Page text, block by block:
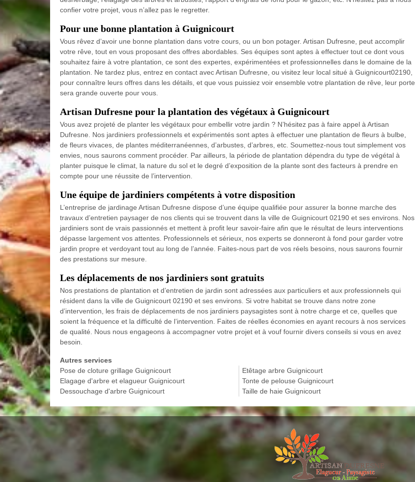
confier votre projet, vous n’allez pas le regretter.
Pour une bonne plantation à Guignicourt
Vous rêvez d’avoir une bonne plantation dans votre cours, ou un bon potager. Artisan Dufresne, peut accomplir
votre rêve, tout en vous proposant des offres abordables. Ses équipes sont aptes à effectuer tout ce dont vous
souhaitez faire à votre plantation, ce sont des expertes, expérimentées et professionnelles dans le domaine de la
plantation. Ne tardez plus, entrez en contact avec Artisan Dufresne, ou visitez leur local situé à Guignicourt02190,
pour connaître leurs offres dans les détails, et que vous puissiez voir ensemble votre plantation de rêve, leur porte
sera grande ouverte pour vous.
Artisan Dufresne pour la plantation des végétaux à Guignicourt
Vous avez projeté de planter les végétaux pour embellir votre jardin ? N’hésitez pas à faire appel à Artisan
Dufresne. Nos jardiniers professionnels et expérimentés sont aptes à effectuer une plantation de fleurs à bulbe,
de fleurs vivaces, de plantes méditerranéennes, d’arbustes, d’arbres, etc. Soumettez-nous tout simplement vos
envies, nous saurons comment procéder. Par ailleurs, la période de plantation dépendra du type de végétal à
planter puisque le climat, la nature du sol et le degré d’exposition de la plante sont des facteurs à prendre en
compte pour une réussite de l’intervention.
Une équipe de jardiniers compétents à votre disposition
L’entreprise de jardinage Artisan Dufresne dispose d’une équipe qualifiée pour assurer la bonne marche des
travaux d’entretien paysager de nos clients qui se trouvent dans la ville de Guignicourt 02190 et ses environs. Nos
jardiniers sont de vrais passionnés et mettent à profit leur savoir-faire afin que le résultat de leurs interventions
dépasse largement vos attentes. Professionnels et sérieux, nos experts se donneront à fond pour garder votre
jardin propre et verdoyant tout au long de l’année. Faites-nous part de vos réels besoins, nous saurons fournir
des prestations sur mesure.
Les déplacements de nos jardiniers sont gratuits
Nos prestations de plantation et d’entretien de jardin sont adressées aux particuliers et aux professionnels qui
résident dans la ville de Guignicourt 02190 et ses environs. Si votre habitat se trouve dans notre zone
d’intervention, les frais de déplacements de nos jardiniers paysagistes sont à notre charge et ce, quelles que
soient la fréquence et la difficulté de l’intervention. Faites de réelles économies en ayant recours à nos services
de qualité. Nous nous engageons à accompagner votre projet et à vouf fournir divers conseils si vous en avez
besoin.
Autres services
Pose de cloture grillage Guignicourt
Elagage d'arbre et elagueur Guignicourt
Dessouchage d'arbre Guignicourt
Etêtage arbre Guignicourt
Tonte de pelouse Guignicourt
Taille de haie Guignicourt